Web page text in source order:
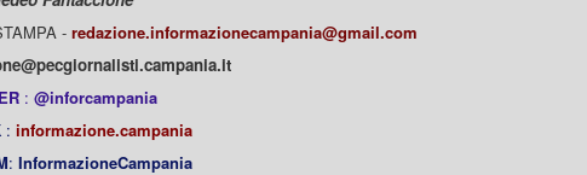
- redazione.informazionecampania@gmail.com
: @inforcampania
: informazione.campania
: InformazioneCampania